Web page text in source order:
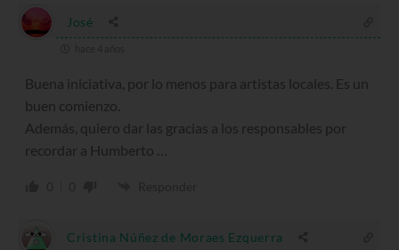
José
Buena iniciativa, por lo menos para artistas locales. Es un
buen comienzo.
Además, quiero dar las gracias a los responsables por
recordar a Humberto …
Cristina Núñez de Moraes Ezquerra